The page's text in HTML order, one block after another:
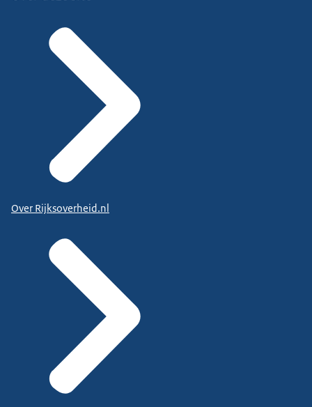
Over Rijksoverheid.nl